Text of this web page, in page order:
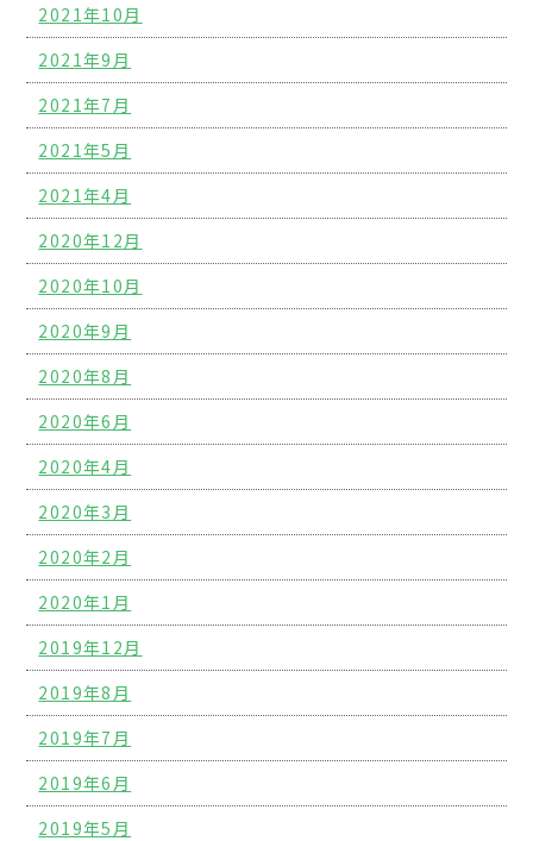
2021年10月
2021年9月
2021年7月
2021年5月
2021年4月
2020年12月
2020年10月
2020年9月
2020年8月
2020年6月
2020年4月
2020年3月
2020年2月
2020年1月
2019年12月
2019年8月
2019年7月
2019年6月
2019年5月